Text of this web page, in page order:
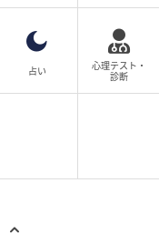
占い
心理テスト・
診断